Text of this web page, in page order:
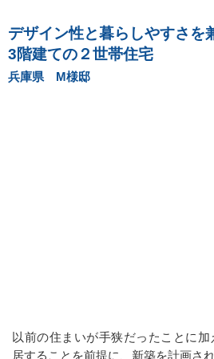
デザイン性と暮らしやすさを
3階建ての２世帯住宅
兵庫県 M様邸
以前の住まいが手狭だったことに
居することを前提に、新築を計画さ